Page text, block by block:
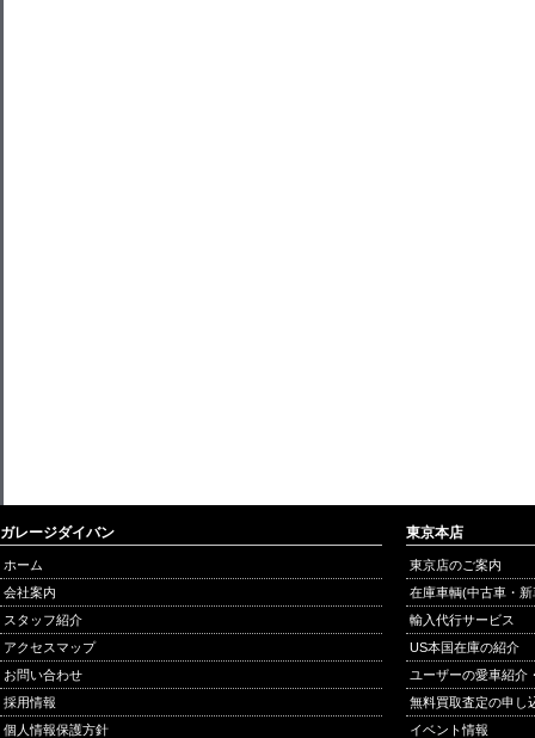
ガレージダイバン
ホーム
会社案内
スタッフ紹介
アクセスマップ
お問い合わせ
採用情報
個人情報保護方針
東京本店
東京店のご案内
在庫車輌(中古車・
輸入代行サービス
US本国在庫の紹介
ユーザーの愛車紹介
無料買取査定の申し
イベント情報